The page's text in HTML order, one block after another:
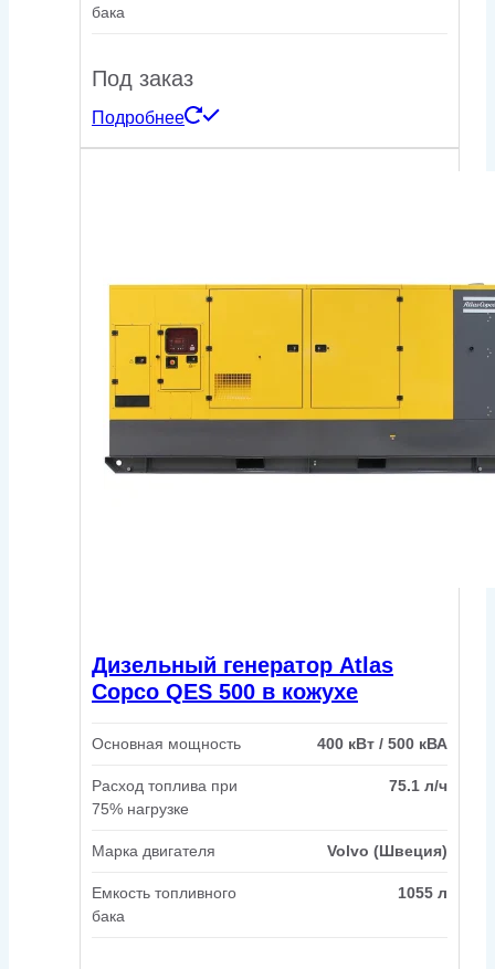
бака
Под заказ
Подробнее
Дизельный генератор Atlas
Copco QES 500 в кожухе
Основная мощность 400 кВт / 500 кВА
Расход топлива при
75% нагрузке
75.1 л/ч
Марка двигателя Volvo (Швеция)
Емкость топливного
бака
1055 л